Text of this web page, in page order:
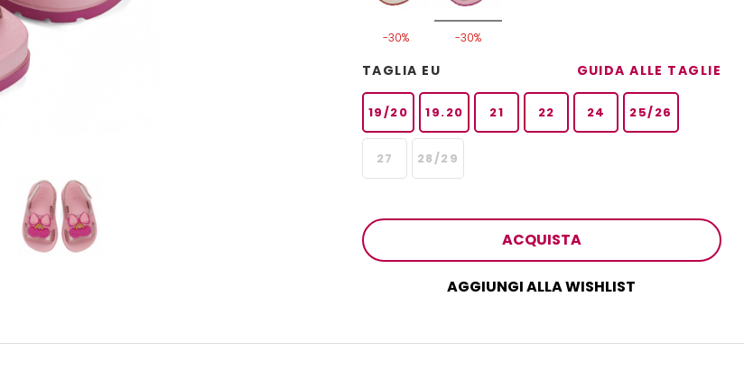
-30% -30%
TAGLIA EU GUIDA ALLE TAGLIE
19/20 19.20 21 22 24 25/26
27 28/29
ACQUISTA
AGGIUNGI ALLA WISHLIST